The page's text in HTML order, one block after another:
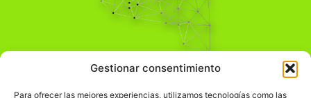
Gestionar consentimiento
Para ofrecer las mejores experiencias, utilizamos tecnologías como las
Pensamiento Crítico
Comprender el mundo para transformarlo.